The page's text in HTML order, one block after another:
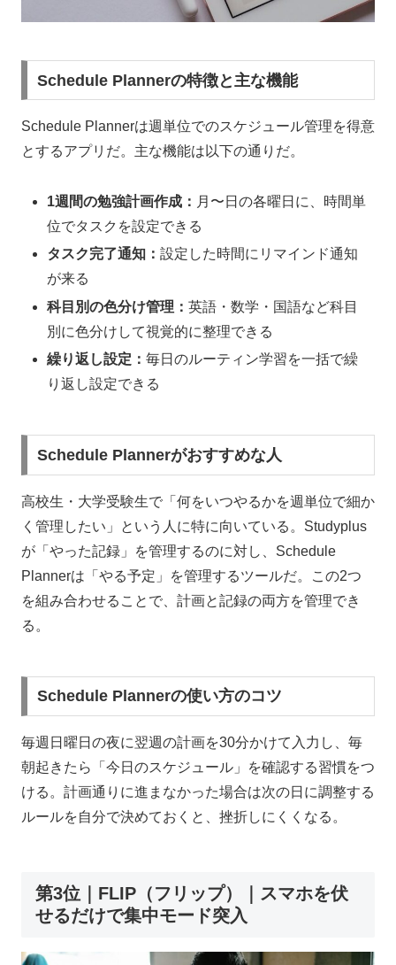
Schedule Plannerの特徴と主な機能
Schedule Plannerは週単位でのスケジュール管理を得意
とするアプリだ。主な機能は以下の通りだ。
1週間の勉強計画作成： 月〜日の各曜日に、時間単
位でタスクを設定できる
タスク完了通知：設定した時間にリマインド通知
が来る
科目別の色分け管理：英語・数学・国語など科目
別に色分けして視覚的に整理できる
繰り返し設定：毎日のルーティン学習を一括で繰
り返し設定できる
Schedule Plannerがおすすめな人
高校生・大学受験生で「何をいつやるかを週単位で細か
く管理したい」という人に特に向いている。Studyplus
が「やった記録」を管理するのに対し、Schedule
Plannerは「やる予定」を管理するツールだ。この2つ
を組み合わせることで、計画と記録の両方を管理でき
る。
Schedule Plannerの使い方のコツ
毎週日曜日の夜に翌週の計画を30分かけて入力し、毎
朝起きたら「今日のスケジュール」を確認する習慣をつ
ける。計画通りに進まなかった場合は次の日に調整する
ルールを自分で決めておくと、挫折しにくくなる。
第3位｜FLIP（フリップ）｜スマホを伏
せるだけで集中モード突入